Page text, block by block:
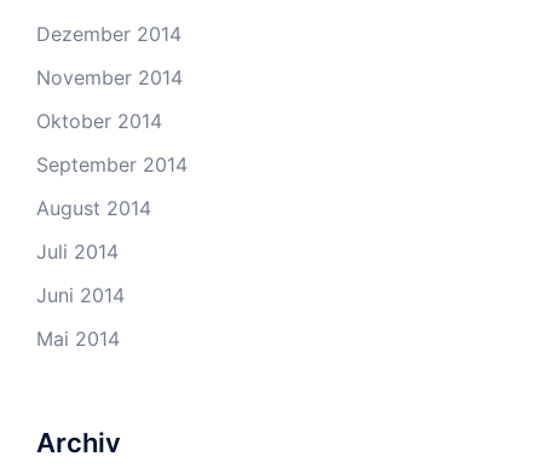
Dezember 2014
November 2014
Oktober 2014
September 2014
August 2014
Juli 2014
Juni 2014
Mai 2014
Archiv